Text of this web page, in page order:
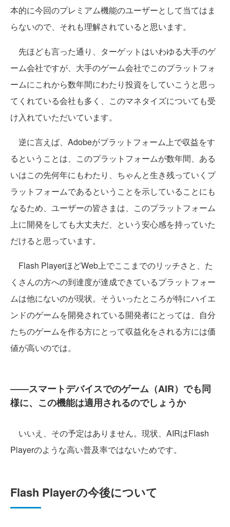
本的に今回のプレミアム機能のユーザーとして当てはま
らないので、それも理解されていると思います。
先ほども言った通り、ターゲットはいわゆる大手のゲ
ーム会社ですが、大手のゲーム会社でこのプラットフォ
ームにこれから数年間にわたり投資をしていこうと思っ
てくれている会社も多く、このマネタイズについても受
け入れていただいています。
逆に言えば、Adobeがプラットフォーム上で収益をす
るということは、このプラットフォームが数年間、ある
いはこの先何年にもわたり、ちゃんと生き残っていくプ
ラットフォームであるということを示していることにも
なるため、ユーザーの皆さまは、このプラットフォーム
上に開発をしても大丈夫だ、という安心感を持っていた
だけると思っています。
Flash PlayerほどWeb上でここまでのリッチさと、た
くさんの方への到達度が達成できているプラットフォー
ムは他にないのが現状。そういったところが特にハイエ
ンドのゲームを開発されている開発者にとっては、自分
たちのゲームを作る方にとって収益化をされる方には価
値が高いのでは。
――スマートデバイスでのゲーム（AIR）でも同
様に、この機能は適用されるのでしょうか
いいえ、その予定はありません。現状、AIRはFlash
Playerのような高い普及率ではないためです。
Flash Playerの今後について